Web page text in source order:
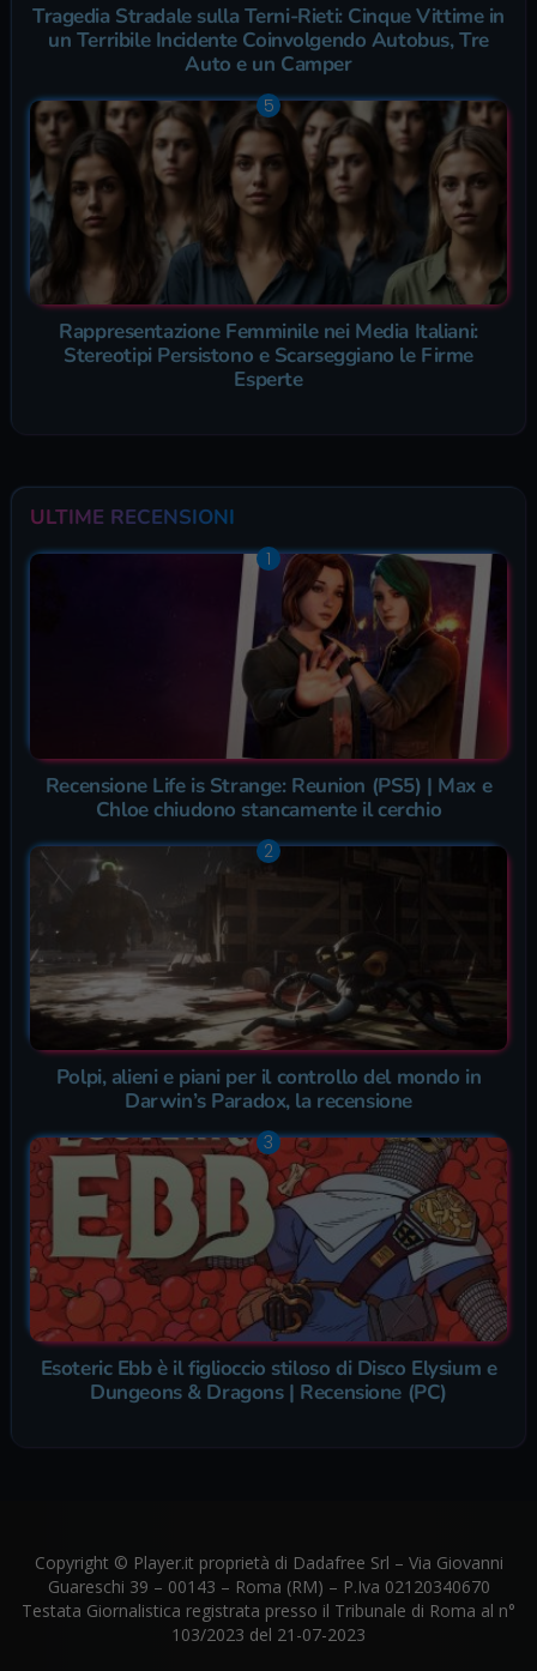
Tragedia Stradale sulla Terni-Rieti: Cinque Vittime in
un Terribile Incidente Coinvolgendo Autobus, Tre
Auto e un Camper
Rappresentazione Femminile nei Media Italiani:
Stereotipi Persistono e Scarseggiano le Firme
Esperte
ULTIME RECENSIONI
Recensione Life is Strange: Reunion (PS5) | Max e
Chloe chiudono stancamente il cerchio
Polpi, alieni e piani per il controllo del mondo in
Darwin’s Paradox, la recensione
Esoteric Ebb è il figlioccio stiloso di Disco Elysium e
Dungeons & Dragons | Recensione (PC)
Copyright © Player.it proprietà di Dadafree Srl – Via Giovanni
Guareschi 39 – 00143 – Roma (RM) – P.Iva 02120340670
Testata Giornalistica registrata presso il Tribunale di Roma al n°
103/2023 del 21-07-2023